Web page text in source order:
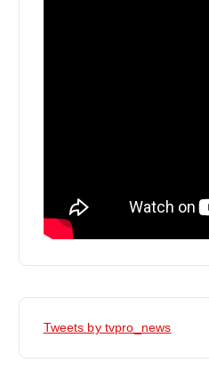
Tweets by tvpro_news